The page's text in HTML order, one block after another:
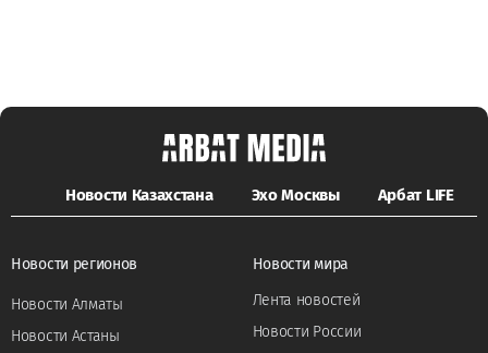
Новости Казахстана Эхо Москвы Арбат LIFE
Новости регионов
Новости Алматы
Новости Астаны
Новости мира
Лента новостей
Новости России